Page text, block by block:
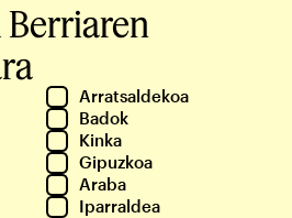
Arratsaldekoa
Badok
Kinka
Gipuzkoa
Araba
Iparraldea